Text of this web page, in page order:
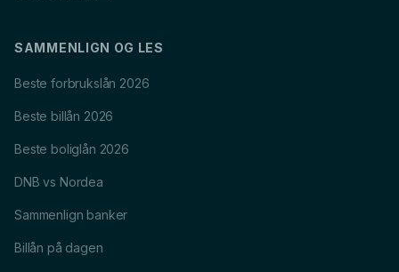
SAMMENLIGN OG LES
Beste forbrukslån 2026
Beste billån 2026
Beste boliglån 2026
DNB vs Nordea
Sammenlign banker
Billån på dagen